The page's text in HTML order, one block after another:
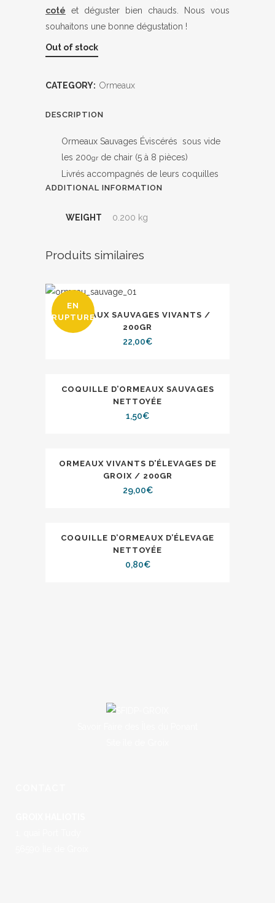
coté et déguster bien chauds. Nous vous
souhaitons une bonne dégustation !
Out of stock
CATEGORY: Ormeaux
DESCRIPTION
Ormeaux Sauvages Éviscérés sous vide
les 200gr de chair (5 à 8 pièces)
Livrés accompagnés de leurs coquilles
ADDITIONAL INFORMATION
WEIGHT 0.200 kg
Produits similaires
EN
RUPTURE
ORMEAUX SAUVAGES VIVANTS /
200GR
22,00€
COQUILLE D’ORMEAUX SAUVAGES
NETTOYÉE
1,50€
ORMEAUX VIVANTS D’ÉLEVAGES DE
GROIX / 200GR
29,00€
COQUILLE D’ORMEAUX D’ÉLEVAGE
NETTOYÉE
0,80€